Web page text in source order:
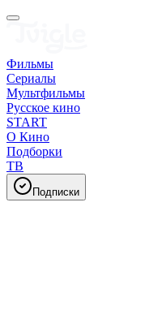
Фильмы
Сериалы
Мультфильмы
Русское кино
START
О Кино
Подборки
ТВ
Подписки